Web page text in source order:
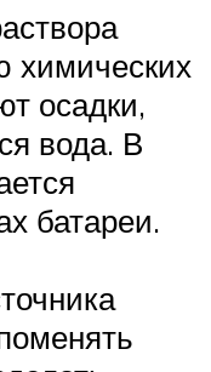
химических
осадки,
вода. В
батареи.